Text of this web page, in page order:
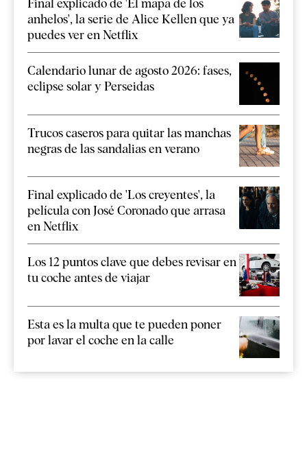
Final explicado de 'El mapa de los
anhelos', la serie de Alice Kellen que ya
puedes ver en Netflix
Calendario lunar de agosto 2026: fases,
eclipse solar y Perseidas
Trucos caseros para quitar las manchas
negras de las sandalias en verano
Final explicado de 'Los creyentes', la
película con José Coronado que arrasa
en Netflix
Los 12 puntos clave que debes revisar en
tu coche antes de viajar
Esta es la multa que te pueden poner
por lavar el coche en la calle